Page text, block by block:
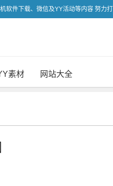
件下载、微信及YY活动等内容 努力
素材 网站大全